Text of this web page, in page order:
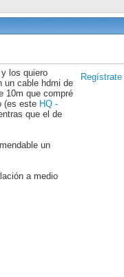
Regístrate
los quiero
un cable hdmi de
10m que compré
(es este HQ -
que el de
un
a medio